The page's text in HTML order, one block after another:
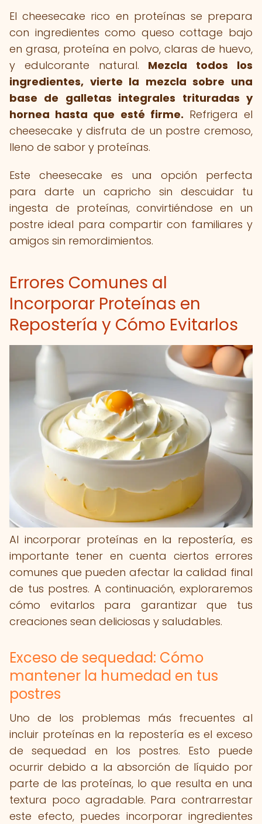
El cheesecake rico en proteínas se prepara
con ingredientes como queso cottage bajo
en grasa, proteína en polvo, claras de huevo,
y edulcorante natural. Mezcla todos los
ingredientes, vierte la mezcla sobre una
base de galletas integrales trituradas y
hornea hasta que esté firme. Refrigera el
cheesecake y disfruta de un postre cremoso,
lleno de sabor y proteínas.
Este cheesecake es una opción perfecta
para darte un capricho sin descuidar tu
ingesta de proteínas, convirtiéndose en un
postre ideal para compartir con familiares y
amigos sin remordimientos.
Errores Comunes al
Incorporar Proteínas en
Repostería y Cómo Evitarlos
Al incorporar proteínas en la repostería, es
importante tener en cuenta ciertos errores
comunes que pueden afectar la calidad final
de tus postres. A continuación, exploraremos
cómo evitarlos para garantizar que tus
creaciones sean deliciosas y saludables.
Exceso de sequedad: Cómo
mantener la humedad en tus
postres
Uno de los problemas más frecuentes al
incluir proteínas en la repostería es el exceso
de sequedad en los postres. Esto puede
ocurrir debido a la absorción de líquido por
parte de las proteínas, lo que resulta en una
textura poco agradable. Para contrarrestar
este efecto, puedes incorporar ingredientes